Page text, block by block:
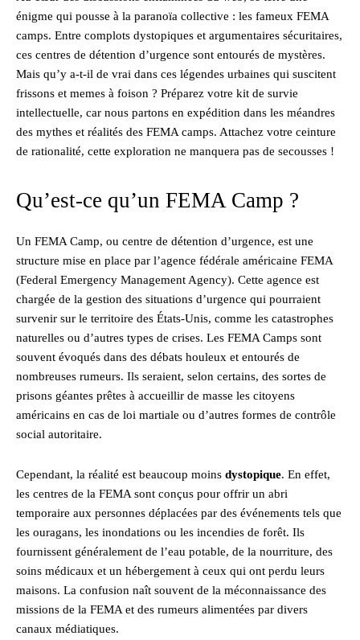
énigme qui pousse à la paranoïa collective : les fameux FEMA
camps. Entre complots dystopiques et argumentaires sécuritaires,
ces centres de détention d’urgence sont entourés de mystères.
Mais qu’y a-t-il de vrai dans ces légendes urbaines qui suscitent
frissons et memes à foison ? Préparez votre kit de survie
intellectuelle, car nous partons en expédition dans les méandres
des mythes et réalités des FEMA camps. Attachez votre ceinture
de rationalité, cette exploration ne manquera pas de secousses !
Qu’est-ce qu’un FEMA Camp ?
Un FEMA Camp, ou centre de détention d’urgence, est une
structure mise en place par l’agence fédérale américaine FEMA
(Federal Emergency Management Agency). Cette agence est
chargée de la gestion des situations d’urgence qui pourraient
survenir sur le territoire des États-Unis, comme les catastrophes
naturelles ou d’autres types de crises. Les FEMA Camps sont
souvent évoqués dans des débats houleux et entourés de
nombreuses rumeurs. Ils seraient, selon certains, des sortes de
prisons géantes prêtes à accueillir de masse les citoyens
américains en cas de loi martiale ou d’autres formes de contrôle
social autoritaire.
Cependant, la réalité est beaucoup moins dystopique. En effet,
les centres de la FEMA sont conçus pour offrir un abri
temporaire aux personnes déplacées par des événements tels que
les ouragans, les inondations ou les incendies de forêt. Ils
fournissent généralement de l’eau potable, de la nourriture, des
soins médicaux et un hébergement à ceux qui ont perdu leurs
maisons. La confusion naît souvent de la méconnaissance des
missions de la FEMA et des rumeurs alimentées par divers
canaux médiatiques.